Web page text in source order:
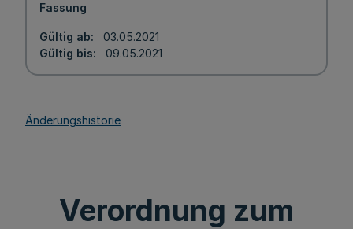
Fassung
Gültig ab
03.05.2021
Gültig bis
09.05.2021
Änderungshistorie
Verordnung zum